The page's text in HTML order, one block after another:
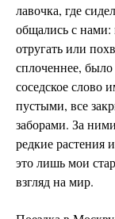
лавочка, где
общались с нами:
отругать или
сплоченнее,
соседское слово
пустыми, все
заборами. За
редкие растения
это лишь мои
взгляд на мир.